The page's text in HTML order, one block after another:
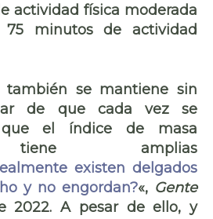
actividad física moderada
75 minutos de actividad
también se mantiene sin
de que cada vez se
que el índice de masa
amplias
existen delgados
y no engordan?«, Gente
2022. A pesar de ello, y